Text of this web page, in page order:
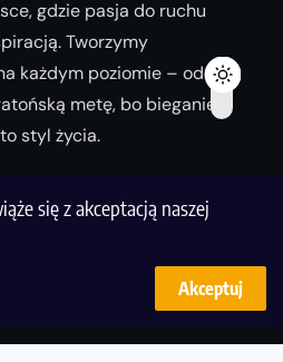
się z akceptacją naszej
Akceptuj
gdzie pasja do ruchu
Tworzymy
każdym poziomie – od
metę, bo bieganie
styl życia.
najlepszą wersję!